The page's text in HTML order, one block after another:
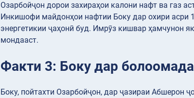
Озарбойҷон дорои захираҳои калони нафт ва газ
Инкишофи майдонҳои нафтии Боку дар охири асри
энергетикии ҷаҳонӣ буд. Имрӯз кишвар ҳамчунон
мондааст.
Факти 3: Боку дар
Боку, пойтахти Озарбойҷон, дар ҷазираи Абшерон